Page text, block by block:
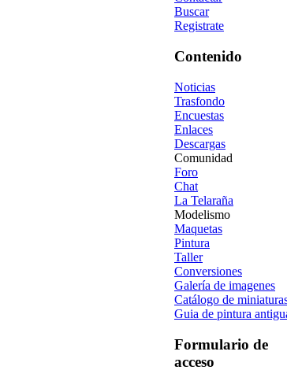
Buscar
Registrate
Contenido
Noticias
Trasfondo
Encuestas
Enlaces
Descargas
Comunidad
Foro
Chat
La Telaraña
Modelismo
Maquetas
Pintura
Taller
Conversiones
Galería de imagenes
Catálogo de
Guia de pintura
Formulario de
acceso